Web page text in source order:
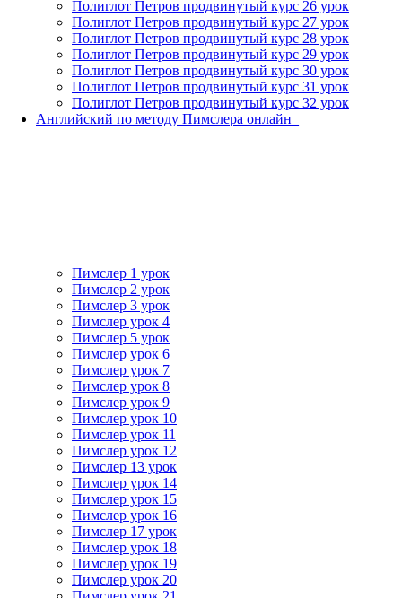
Полиглот Петров продвинутый курс 26 урок
Полиглот Петров продвинутый курс 27 урок
Полиглот Петров продвинутый курс 28 урок
Полиглот Петров продвинутый курс 29 урок
Полиглот Петров продвинутый курс 30 урок
Полиглот Петров продвинутый курс 31 урок
Полиглот Петров продвинутый курс 32 урок
Английский по методу Пимслера онлайн_
Пимслер 1 урок
Пимслер 2 урок
Пимслер 3 урок
Пимслер урок 4
Пимслер 5 урок
Пимслер урок 6
Пимслер урок 7
Пимслер урок 8
Пимслер урок 9
Пимслер урок 10
Пимслер урок 11
Пимслер урок 12
Пимслер 13 урок
Пимслер урок 14
Пимслер урок 15
Пимслер урок 16
Пимслер 17 урок
Пимслер урок 18
Пимслер урок 19
Пимслер урок 20